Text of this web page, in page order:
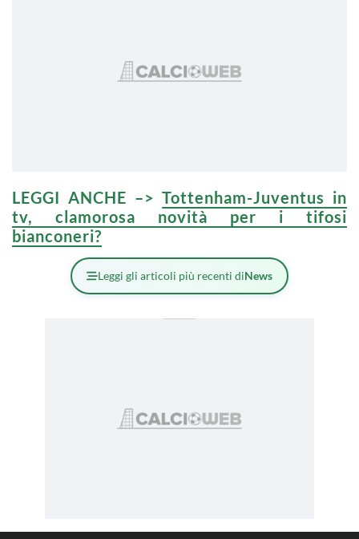
LEGGI ANCHE –>Tottenham-Juventus in
tv, clamorosa novità per i tifosi
bianconeri?
Leggi gli articoli più recenti diNews